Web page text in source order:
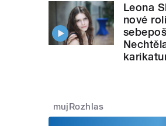
Leona
nové
mujRozhlas